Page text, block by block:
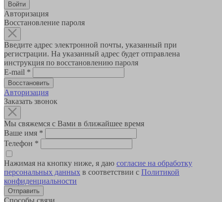
Авторизация
Восстановление пароля
Введите адрес электронной почты, указанный при
регистрации. На указанный адрес будет отправлена
инструкция по восстановлению пароля
E-mail *
Авторизация
Заказать звонок
Мы свяжемся с Вами в ближайшее время
Ваше имя *
Телефон *
Нажимая на кнопку ниже, я даю согласие на обработку
персональных данных в соответствии с Политикой
конфиденциальности